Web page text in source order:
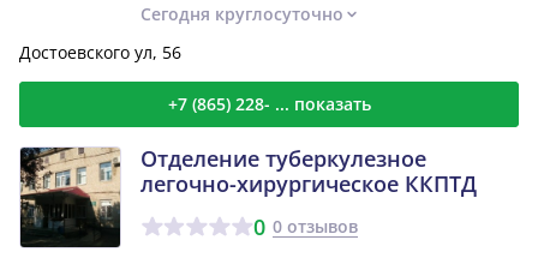
Сегодня круглосуточно
Достоевского ул, 56
+7 (865) 228- ... показать
Отделение туберкулезное
легочно-хирургическое ККПТД
0 0 отзывов